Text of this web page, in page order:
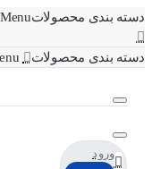
دسته بندی محصولات
دسته بندی محصولات
ورود